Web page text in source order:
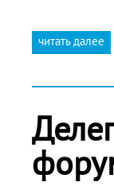
читать далее